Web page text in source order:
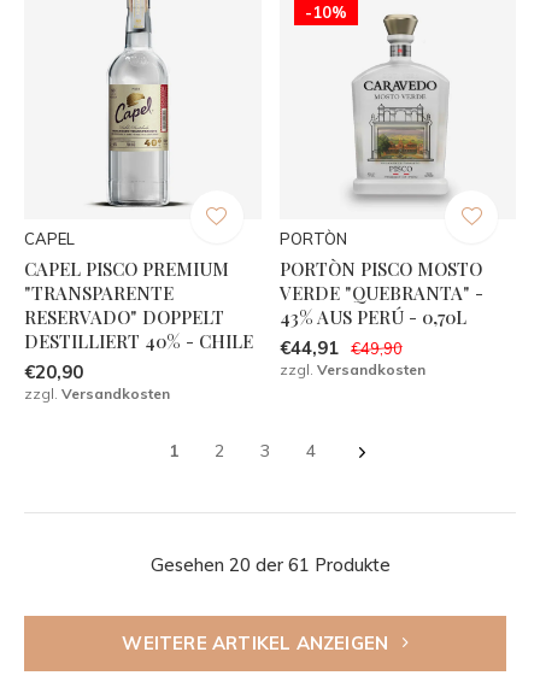
CAPEL
CAPEL PISCO PREMIUM
"TRANSPARENTE
RESERVADO" DOPPELT
DESTILLIERT 40% - CHILE
€20,90
zzgl. Versandkosten
-10%
PORTÒN
PORTÒN PISCO MOSTO
VERDE "QUEBRANTA" -
43% AUS PERÚ - 0,70L
€44,91 €49,90
zzgl. Versandkosten
1 2 3 4
Gesehen 20 der 61 Produkte
WEITERE ARTIKEL ANZEIGEN